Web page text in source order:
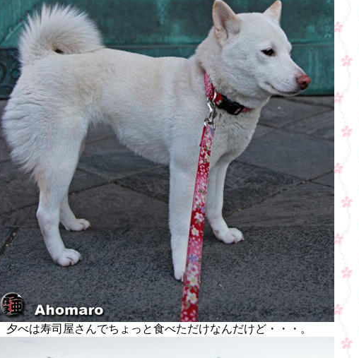
夕べは寿司屋さんでちょっと食べただけなんだけど・・・。